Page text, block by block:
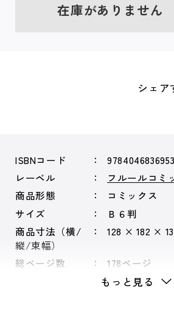
在庫がありません
シェア
ISBNコード
9784046836953
レーベル
フルールコミ
商品形態
コミックス
サイズ
Ｂ６判
商品寸法（横/
縦/束幅）
128 × 182 ×
総ページ数 178ページ
もっと見る